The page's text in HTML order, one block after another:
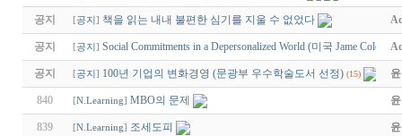
공지 [공지 ] 책을 읽는 내내 불편한 심기를 지울 수 없었다
공지 [공지 ] Social Commitments in a Depersonalized World (미국 Jame Cole…
공지 [공지 ] 100년 기업의 변화경영 (문광부 우수학술도서 선정) (15)
840 [N.Learning] MBO의 문제
839 [N.Learning] 조세도피